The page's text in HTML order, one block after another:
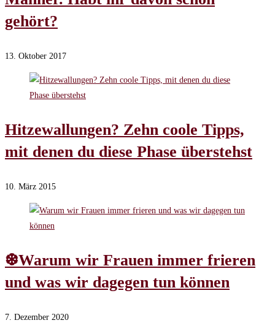
gehört?
13. Oktober 2017
Hitzewallungen? Zehn coole Tipps,
mit denen du diese Phase überstehst
10. März 2015
❆Warum wir Frauen immer frieren
und was wir dagegen tun können
7. Dezember 2020